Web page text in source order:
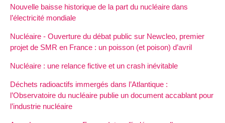
Nouvelle baisse historique de la part du nucléaire dans
l’électricité mondiale
Nucléaire - Ouverture du débat public sur Newcleo, premier
projet de SMR en France : un poisson (et poison) d’avril
Nucléaire : une relance fictive et un crash inévitable
Déchets radioactifs immergés dans l’Atlantique :
l’Observatoire du nucléaire publie un document accablant pour
l’industrie nucléaire